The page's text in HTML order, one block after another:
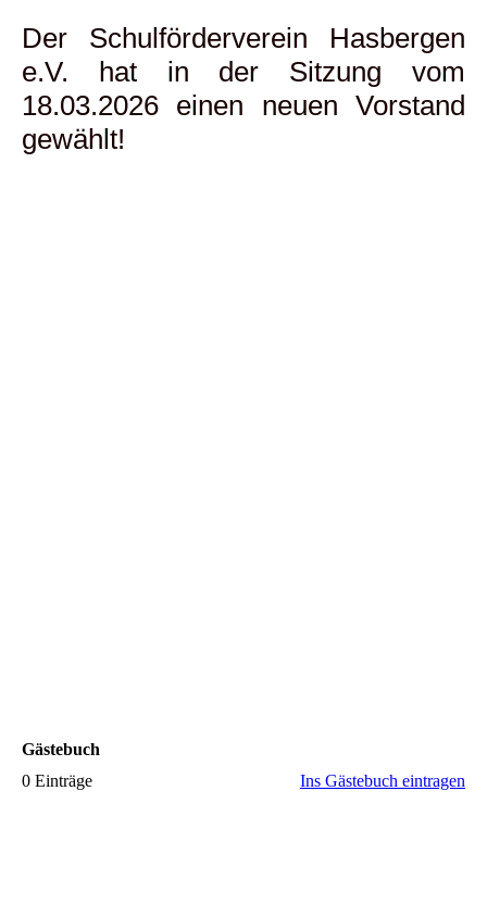
Der Schulförderverein Hasbergen
e.V. hat in der Sitzung vom
18.03.2026 einen neuen Vorstand
gewählt!
Gästebuch
0 Einträge
Ins Gästebuch eintragen